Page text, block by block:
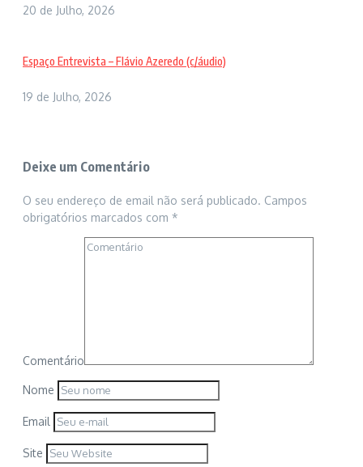
20 de Julho, 2026
Espaço Entrevista – Flávio Azeredo (c/áudio)
19 de Julho, 2026
Deixe um Comentário
O seu endereço de email não será publicado. Campos
obrigatórios marcados com *
Comentário
Nome
Email
Site